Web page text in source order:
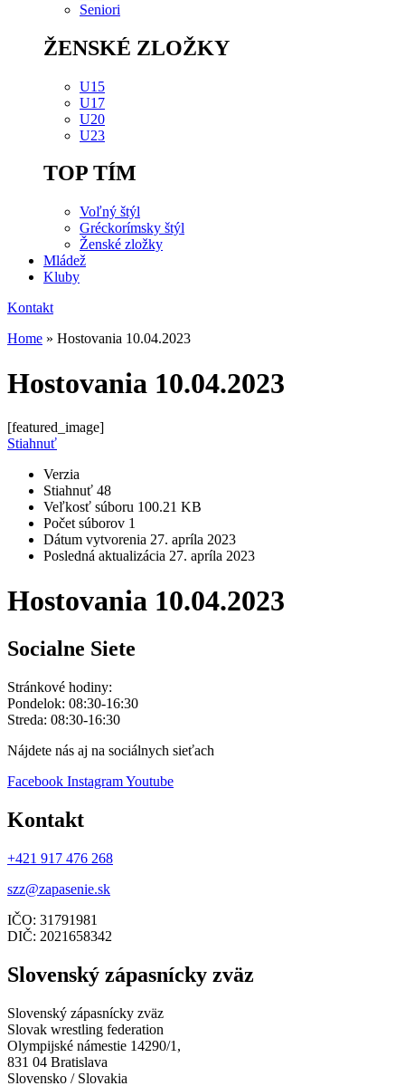
Seniori
ŽENSKÉ ZLOŽKY
U15
U17
U20
U23
TOP TÍM
Voľný štýl
Gréckorímsky štýl
Ženské zložky
Mládež
Kluby
Kontakt
Home » Hostovania 10.04.2023
Hostovania 10.04.2023
[featured_image]
Stiahnuť
Verzia
Stiahnuť 48
Veľkosť súboru 100.21 KB
Počet súborov 1
Dátum vytvorenia 27. apríla 2023
Posledná aktualizácia 27. apríla 2023
Hostovania 10.04.2023
Socialne Siete
Stránkové hodiny:
Pondelok: 08:30-16:30
Streda: 08:30-16:30
Nájdete nás aj na sociálnych sieťach
Facebook InstagramYoutube
Kontakt
+421 917 476 268
szz@zapasenie.sk
IČO: 31791981
DIČ: 2021658342
Slovenský zápasnícky zväz
Slovenský zápasnícky zväz
Slovak wrestling federation
Olympijské námestie 14290/1,
831 04 Bratislava
Slovensko / Slovakia